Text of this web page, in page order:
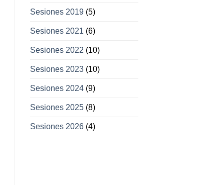
Sesiones 2019(5)
Sesiones 2021 (6)
Sesiones 2022 (10)
Sesiones 2023(10)
Sesiones 2024(9)
Sesiones 2025(8)
Sesiones 2026(4)